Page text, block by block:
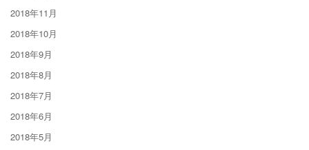
2018年11月
2018年10月
2018年9月
2018年8月
2018年7月
2018年6月
2018年5月